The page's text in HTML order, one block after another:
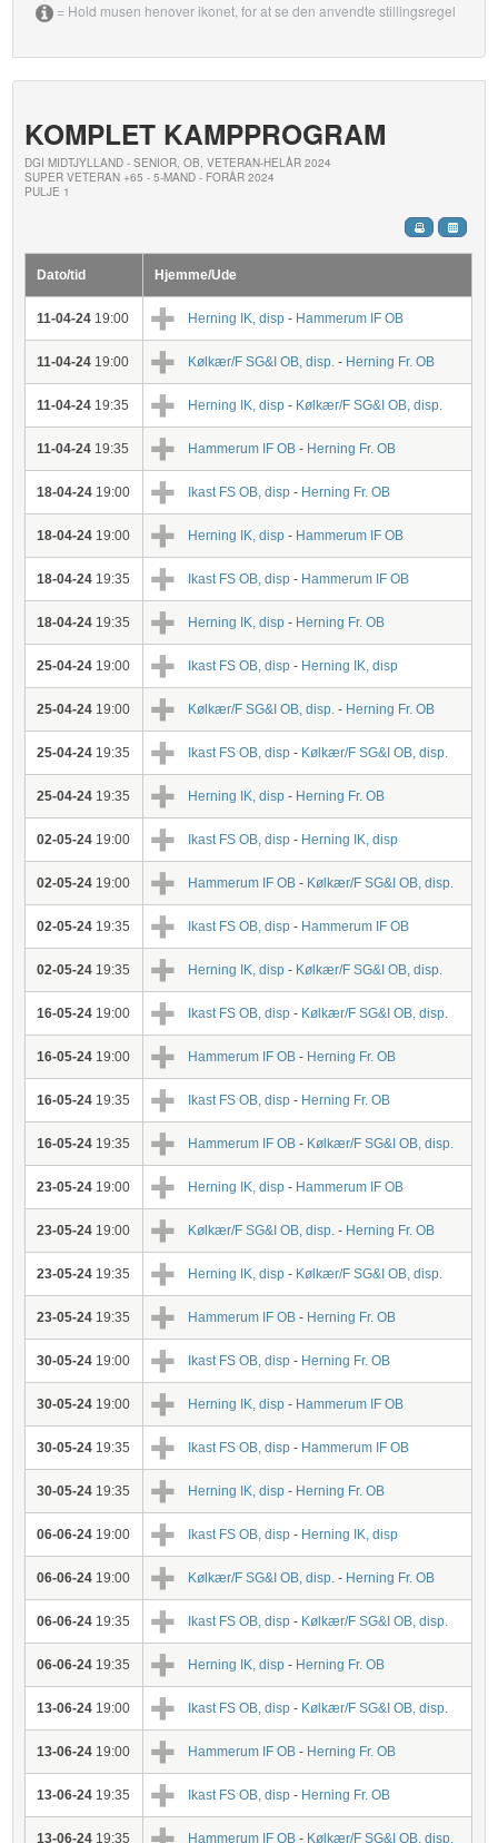
= Hold musen henover ikonet, for at se den anvendte stillingsregel
KOMPLET KAMPPROGRAM
DGI MIDTJYLLAND - SENIOR, OB, VETERAN-HELÅR 2024
SUPER VETERAN +65 - 5-MAND - FORÅR 2024
PULJE 1
Dato/tid Hjemme/Ude
11-04-24 19:00 Herning IK, disp - Hammerum IF OB
11-04-24 19:00 Kølkær/F SG&I OB, disp. - Herning Fr. OB
11-04-24 19:35 Herning IK, disp - Kølkær/F SG&I OB, disp.
11-04-24 19:35 Hammerum IF OB - Herning Fr. OB
18-04-24 19:00 Ikast FS OB, disp - Herning Fr. OB
18-04-24 19:00 Herning IK, disp - Hammerum IF OB
18-04-24 19:35 Ikast FS OB, disp - Hammerum IF OB
18-04-24 19:35 Herning IK, disp - Herning Fr. OB
25-04-24 19:00 Ikast FS OB, disp - Herning IK, disp
25-04-24 19:00 Kølkær/F SG&I OB, disp. - Herning Fr. OB
25-04-24 19:35 Ikast FS OB, disp - Kølkær/F SG&I OB, disp.
25-04-24 19:35 Herning IK, disp - Herning Fr. OB
02-05-24 19:00 Ikast FS OB, disp - Herning IK, disp
02-05-24 19:00 Hammerum IF OB - Kølkær/F SG&I OB, disp.
02-05-24 19:35 Ikast FS OB, disp - Hammerum IF OB
02-05-24 19:35 Herning IK, disp - Kølkær/F SG&I OB, disp.
16-05-24 19:00 Ikast FS OB, disp - Kølkær/F SG&I OB, disp.
16-05-24 19:00 Hammerum IF OB - Herning Fr. OB
16-05-24 19:35 Ikast FS OB, disp - Herning Fr. OB
16-05-24 19:35 Hammerum IF OB - Kølkær/F SG&I OB, disp.
23-05-24 19:00 Herning IK, disp - Hammerum IF OB
23-05-24 19:00 Kølkær/F SG&I OB, disp. - Herning Fr. OB
23-05-24 19:35 Herning IK, disp - Kølkær/F SG&I OB, disp.
23-05-24 19:35 Hammerum IF OB - Herning Fr. OB
30-05-24 19:00 Ikast FS OB, disp - Herning Fr. OB
30-05-24 19:00 Herning IK, disp - Hammerum IF OB
30-05-24 19:35 Ikast FS OB, disp - Hammerum IF OB
30-05-24 19:35 Herning IK, disp - Herning Fr. OB
06-06-24 19:00 Ikast FS OB, disp - Herning IK, disp
06-06-24 19:00 Kølkær/F SG&I OB, disp. - Herning Fr. OB
06-06-24 19:35 Ikast FS OB, disp - Kølkær/F SG&I OB, disp.
06-06-24 19:35 Herning IK, disp - Herning Fr. OB
13-06-24 19:00 Ikast FS OB, disp - Kølkær/F SG&I OB, disp.
13-06-24 19:00 Hammerum IF OB - Herning Fr. OB
13-06-24 19:35 Ikast FS OB, disp - Herning Fr. OB
13-06-24 19:35 Hammerum IF OB - Kølkær/F SG&I OB, disp.